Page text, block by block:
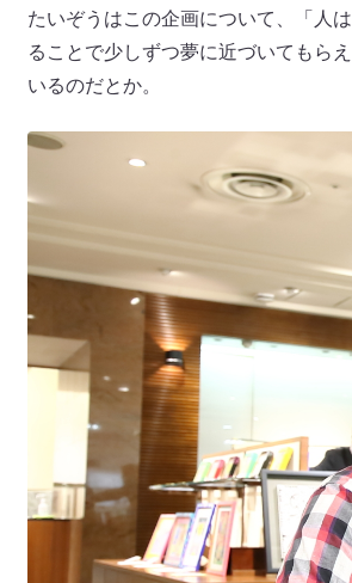
たいぞうはこの企画について、「人
ることで少しずつ夢に近づいてもら
いるのだとか。